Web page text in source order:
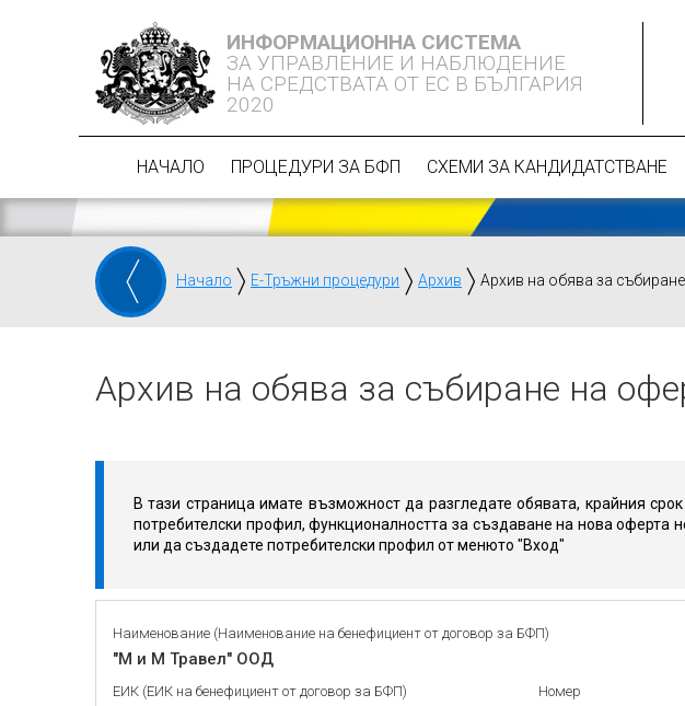
ИНФОРМАЦИОННА СИСТЕМА
ЗА УПРАВЛЕНИЕ И НАБЛЮДЕНИЕ
НА СРЕДСТВАТА ОТ ЕС В БЪЛГАРИЯ
2020
НАЧАЛО ПРОЦЕДУРИ ЗА БФП СХЕМИ ЗА КАНДИДАТСТВАНЕ
Начало Е-Тръжни процедури Архив Архив на обява за
Архив на обява за събиране на
В тази страница имате възможност да разгледате обявата, крайния
потребителски профил, функционалността за създаване на нова
или да създадете потребителски профил от менюто "Вход"
Наименование (Наименование на бенефициент от договор за БФП)
"М и М Травел" ООД
ЕИК (ЕИК на бенефициент от договор за БФП) Номер